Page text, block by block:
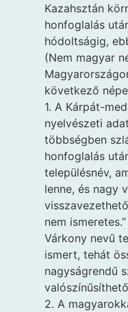
Kazahsztán
honfoglalás
hódoltságig,
(Nem magyar
következő
1. A Kárpát-
nyelvészeti
többségben
honfoglalás
településnév,
lenne, és nagy
nem
Várkony nevű
ismert, tehát
nagyságrendű
2. A